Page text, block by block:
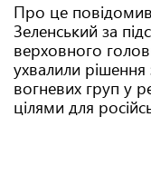
Про це
Зеленський за
верховного
ухвалили рішення
вогневих груп у
цілями для